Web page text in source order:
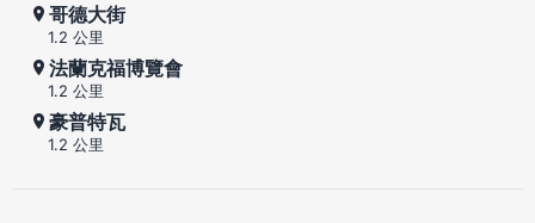
哥德大街
1.2 公里
法蘭克福博覽會
1.2 公里
豪普特瓦
1.2 公里